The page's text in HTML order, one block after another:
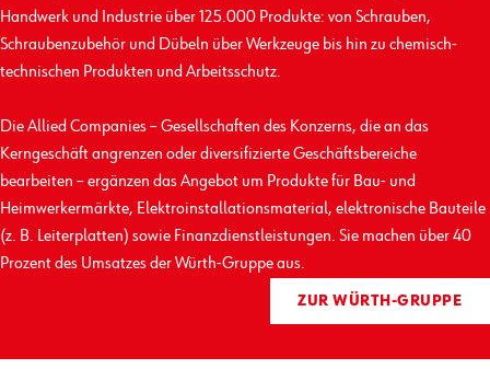
Handwerk und Industrie über 125.000 Produkte: von Schrauben,
Schrauben­zubehör und Dübeln über Werkzeuge bis hin zu chemisch-
technischen Produkten und Arbeits­schutz.
Die Allied Companies – Gesellschaften des Konzerns, die an das
Kerngeschäft angrenzen oder diversifizierte Geschäfts­bereiche
bearbeiten – ergänzen das Angebot um Produkte für Bau- und
Heimwerkermärkte, Elektro­installations­material, elektronische Bauteile
(z. B. Leiterplatten) sowie Finanz­dienst­leistungen. Sie machen über 40
Prozent des Umsatzes der Würth-Gruppe aus.
ZUR WÜRTH-GRUPPE